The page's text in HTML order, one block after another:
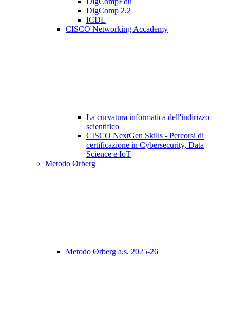
DigComp 2.2
ICDL
CISCO Networking Accademy
La curvatura informatica dell'indirizzo
scientifico
CISCO NextGen Skills - Percorsi di
certificazione in Cybersecurity, Data
Science e IoT
Metodo Ørberg
Metodo Ørberg a.s. 2025-26